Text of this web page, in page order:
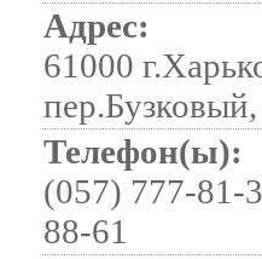
Адрес:
61000
Телефон(ы):
(057) 777-81-
88-61